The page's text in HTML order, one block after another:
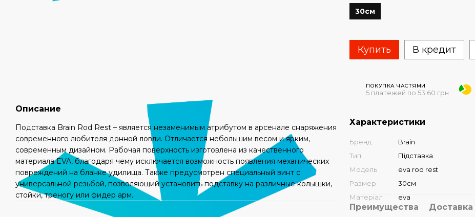
Описание
Подставка Brain Rod Rest – является незаменимым атрибутом в арсенале снаряжения
современного любителя донной ловли. Отличается небольшим весом и ярким,
современным дизайном. Рабочая поверхность изготовлена ​​из качественного
материала EVA, благодаря чему исключается возможность появления механических
повреждений на бланке удилища. Также предусмотрен специальный винт с
универсальной резьбой, позволяющий установить подставку на различные колышки,
стойки, треногу или фидер арм.
30см
Купить В кредит
ПОКУПКА ЧАСТЯМИ
5 платежей по 53.60 грн
Характеристики
Бренд
Brain
Тип
Підставка
Модель
eva rod rest
Размер
30см
Матеріал
eva
Преимущества Доставка